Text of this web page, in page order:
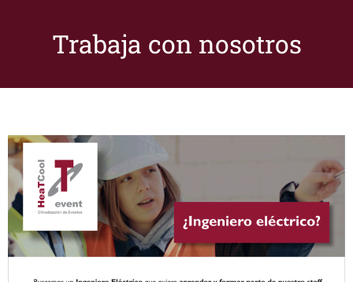
Trabaja con nosotros